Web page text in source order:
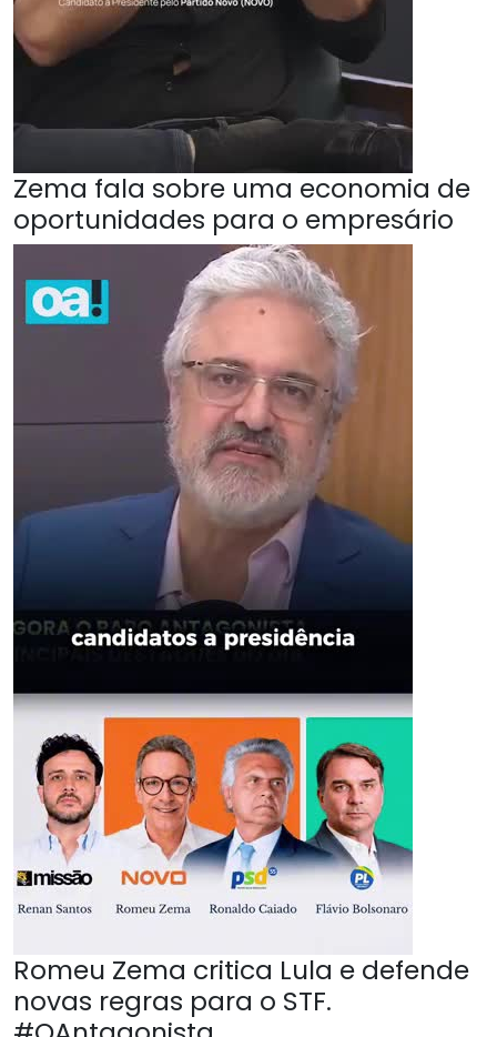
Zema fala sobre uma economia de
oportunidades para o empresário
Romeu Zema critica Lula e defende
novas regras para o STF.